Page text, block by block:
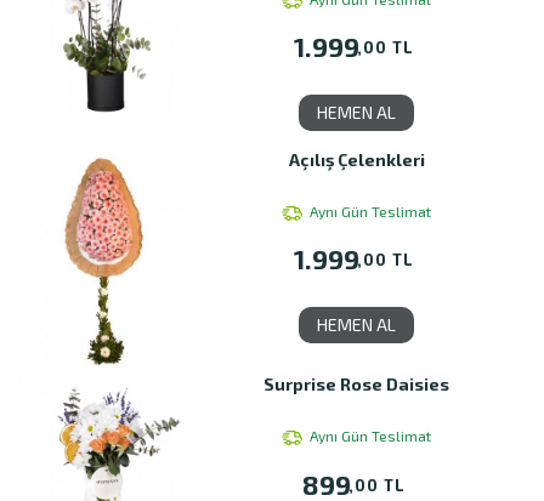
1.999,00 TL
HEMEN AL
Açılış Çelenkleri
Aynı Gün Teslimat
1.999,00 TL
HEMEN AL
Surprise Rose Daisies
Aynı Gün Teslimat
899,00 TL